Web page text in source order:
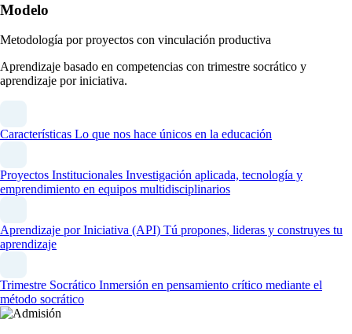
Modelo
Metodología por proyectos con vinculación productiva
Aprendizaje basado en competencias con trimestre socrático y
aprendizaje por iniciativa.
Características Lo que nos hace únicos en la educación
Proyectos Institucionales Investigación aplicada, tecnología y
emprendimiento en equipos multidisciplinarios
Aprendizaje por Iniciativa (API) Tú propones, lideras y construyes tu
aprendizaje
Trimestre Socrático Inmersión en pensamiento crítico mediante el
método socrático